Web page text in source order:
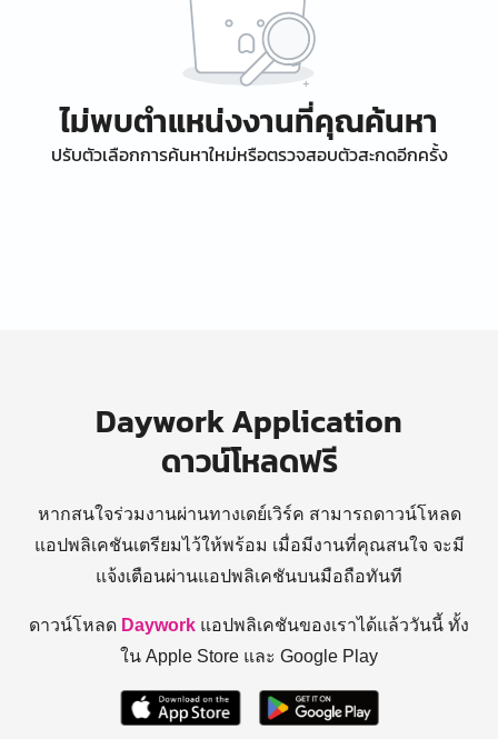
ไม่พบตำแหน่งงานที่คุณค้นหา
ปรับตัวเลือกการค้นหาใหม่หรือตรวจสอบตัวสะกดอีกครั้ง
Daywork Application
ดาวน์โหลดฟรี
หากสนใจร่วมงานผ่านทางเดย์เวิร์ค สามารถดาวน์โหลด
แอปพลิเคชันเตรียมไว้ให้พร้อม เมื่อมีงานที่คุณสนใจ จะมี
แจ้งเตือนผ่านแอปพลิเคชันบนมือถือทันที
ดาวน์โหลด Daywork แอปพลิเคชันของเราได้แล้ววันนี้ ทั้ง
ใน Apple Store และ Google Play